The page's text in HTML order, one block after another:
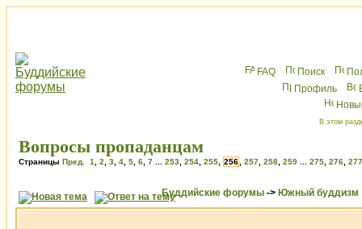
FAQ Поиск
Профиль
В этом
Вопросы пропаданцам
Страницы Пред. 1 2 3 4 5 6 7 253 254 255 256 257 258 259 275 276 277
Буддийские форумы -> Южный буддизм